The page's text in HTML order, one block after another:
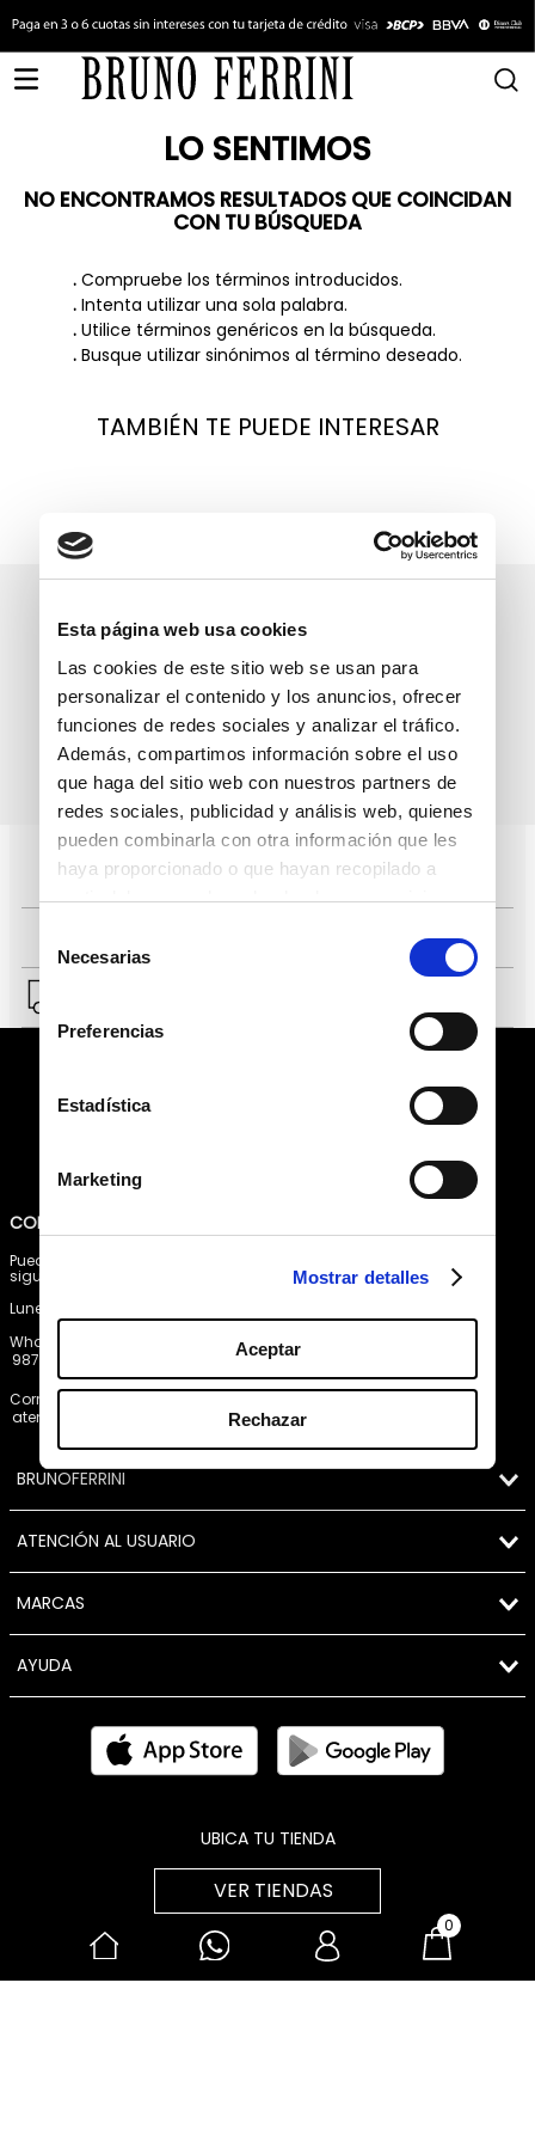
Esta página web usa cookies
Las cookies de este sitio web se usan para
personalizar el contenido y los anuncios, ofrecer
funciones de redes sociales y analizar el tráfico.
Además, compartimos información sobre el uso
que haga del sitio web con nuestros partners de
redes sociales, publicidad y análisis web, quienes
pueden combinarla con otra información que les
haya proporcionado o que hayan recopilado a
partir del uso que haya hecho de sus servicios.
de
consentimiento
Necesarias
Preferencias
Estadística
Marketing
Mostrar detalles
Aceptar
Rechazar
0
LO SENTIMOS
NO ENCONTRAMOS RESULTADOS QUE COINCIDAN
CON TU BÚSQUEDA
. Compruebe los términos introducidos.
. Intenta utilizar una sola palabra.
. Utilice términos genéricos en la búsqueda.
. Busque utilizar sinónimos al término deseado.
TAMBIÉN TE PUEDE INTERESAR
Precio normal:
S/739.00 2x1
Llévate a:
00
S/ 443.40
Precio normal:
S/549.00 2x1
Llévate a:
S/329.40
Suscríbete a nuestro boletín
datos personales
Pagos 100% seguros, página certificada
Comprar fácil en solo 4 pasos
CONTÁCTANOS
Puedes comunicarte a nuestros
Lunes a Viernes de 9:00 a.m. a 5:00 p.m.
ATENCIÓN AL USUARIO